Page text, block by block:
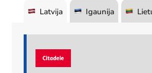
Latvija Igaunija